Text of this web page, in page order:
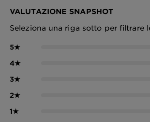
VALUTAZIONE SNAPSHOT
Seleziona una riga sotto per filtrare
5★
4★
3★
2★
1★